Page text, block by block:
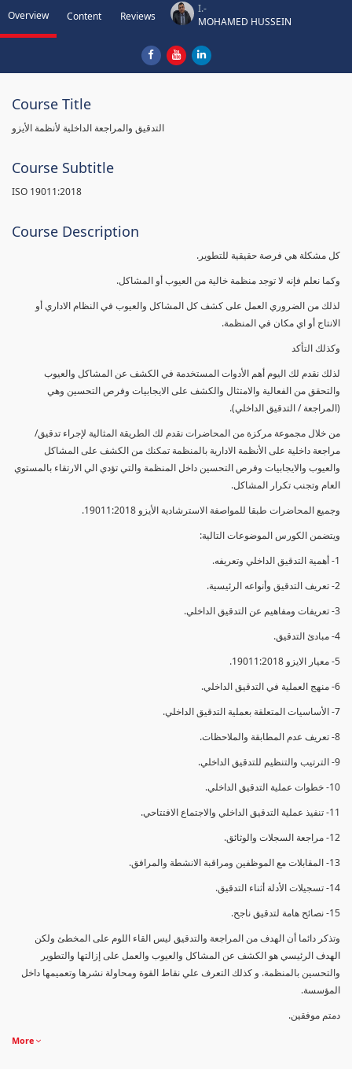
Overview Content Reviews
I.-
MOHAMED HUSSEIN
Course Title
التدقيق والمراجعة الداخلية لأنظمة الأيزو
Course Subtitle
ISO 19011:2018
Course Description
كل مشكلة هي فرصة حقيقية للتطوير.
وكما نعلم فإنه لا توجد منظمة خالية من العيوب أو المشاكل.
لذلك من الضروري العمل على كشف كل المشاكل والعيوب في النظام الاداري أو
الانتاج أو اي مكان في المنظمة.
وكذلك التأكد
لذلك نقدم لك اليوم أهم الأدوات المستخدمة في الكشف عن المشاكل والعيوب
والتحقق من الفعالية والامتثال والكشف على الايجابيات وفرص التحسين وهي
(المراجعة / التدقيق الداخلي).
من خلال مجموعة مركزة من المحاضرات نقدم لك الطريقة المثالية لإجراء تدقيق/
مراجعة داخلية على الأنظمة الادارية بالمنظمة تمكنك من الكشف على المشاكل
والعيوب والايجابيات وفرص التحسين داخل المنظمة والتي تؤدي الي الارتقاء بالمستوي
العام وتجنب تكرار المشاكل.
وجميع المحاضرات طبقا للمواصفة الاسترشادية الأيزو 19011:2018.
ويتضمن الكورس الموضوعات التالية:
1- أهمية التدقيق الداخلي وتعريفه.
2- تعريف التدقيق وأنواعه الرئيسية.
3- تعريفات ومفاهيم عن التدقيق الداخلي.
4- مبادئ التدقيق.
5- معيار الايزو 19011:2018.
6- منهج العملية في التدقيق الداخلي.
7- الأساسيات المتعلقة بعملية التدقيق الداخلي.
8- تعريف عدم المطابقة والملاحظات.
9- الترتيب والتنظيم للتدقيق الداخلي.
10- خطوات عملية التدقيق الداخلي.
11- تنفيذ عملية التدقيق الداخلي والاجتماع الافتتاحي.
12- مراجعة السجلات والوثائق.
13- المقابلات مع الموظفين ومراقبة الانشطة والمرافق.
14- تسجيلات الأدلة أثناء التدقيق.
15- نصائح هامة لتدقيق ناجح.
وتذكر دائما أن الهدف من المراجعة والتدقيق ليس القاء اللوم على المخطئ ولكن
الهدف الرئيسي هو الكشف عن المشاكل والعيوب والعمل على إزالتها والتطوير
والتحسين بالمنظمة. و كذلك التعرف علي نقاط القوة ومحاولة نشرها وتعميمها داخل
المؤسسة.
دمتم موفقين.
More